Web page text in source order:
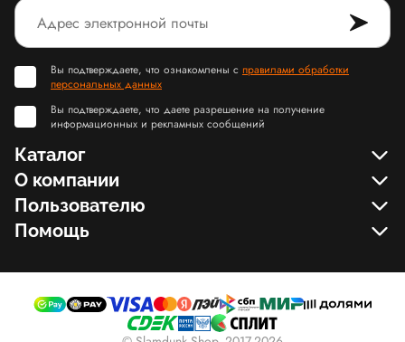
Вы подтверждаете, что ознакомлены с правилами обработки
персональных данных
Вы подтверждаете, что даете разрешение на получение
информационных и рекламных сообщений
Каталог
О компании
Пользователю
Помощь